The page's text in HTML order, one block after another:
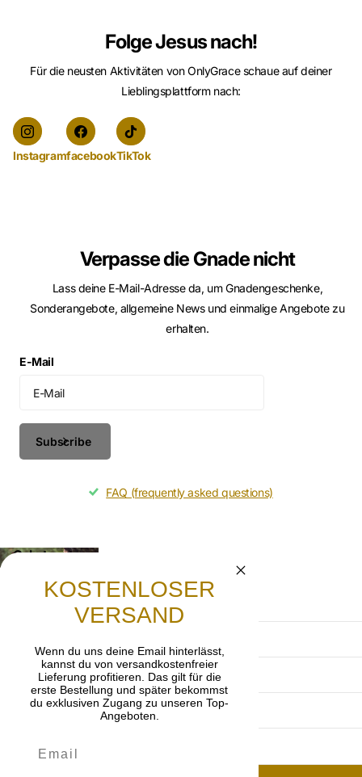
Folge Jesus nach!
Für die neusten Aktivitäten von OnlyGrace schaue auf deiner
Lieblingsplattform nach:
InstagramfacebookTikTok
Verpasse die Gnade nicht
Lass deine E-Mail-Adresse da, um Gnadengeschenke,
Sonderangebote, allgemeine News und einmalige Angebote zu
erhalten.
E-Mail
Subscribe
FAQ (frequently asked questions)
Gebet
Lasst uns beten, dass die frohe Botschaft von
Jesus Christus weitergetragen wird.
Datenschutzerklärung
Impressum
Widerrufsbelehrung
KOSTENLOSER
VERSAND
Wenn du uns deine Email hinterlässt,
kannst du von versandkostenfreier
Lieferung profitieren. Das gilt für die
erste Bestellung und später bekommst
du exklusiven Zugang zu unseren Top-
Angeboten.